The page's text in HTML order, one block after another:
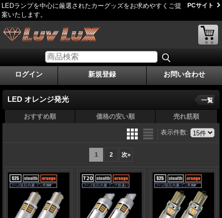
LEDランプを中心に厳選されたカーグッズをお求めやすくご提
案いたします。
PCサイト
ログイン 新規登録 お問い合わせ
LED オレンジ発光 一覧
おすすめ順 価格の安い順 売れ筋順
表示件数:
1 2 次»